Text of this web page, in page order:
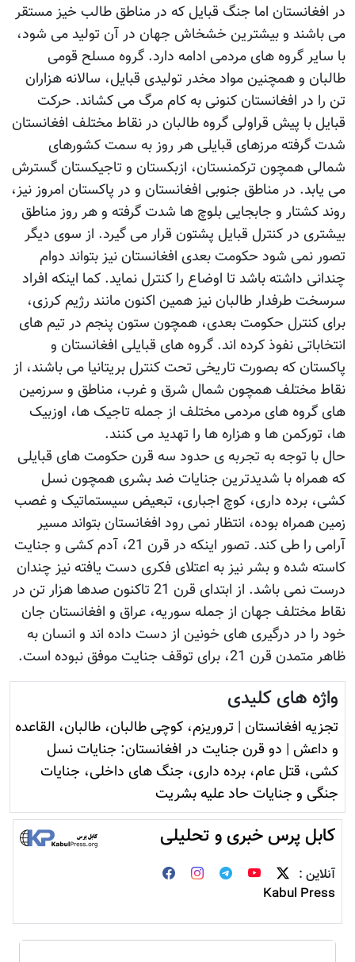
در افغانستان اما جنگ قبایل که در مناطق طالب خیز مستقر
می باشند و بیشترین خشخاش جهان در آن تولید می شود،
با سایر گروه های مردمی ادامه دارد. گروه مسلح قومی
طالبان و همچنین مواد مخدر تولیدی قبایل، سالانه هزاران
تن را در افغانستان کنونی به کام مرگ می کشاند. حرکت
قبایل با پیش قراولی گروه طالبان در نقاط مختلف افغانستان
شدت گرفته مرزهای قبایلی هر روز به سمت کشورهای
شمالی همچون ترکمنستان، ازبکستان و تاجیکستان گسترش
می یابد. در مناطق جنوبی افغانستان و در پاکستان امروز نیز،
روند کشتار و جابجایی بلوچ ها شدت گرفته و هر روز مناطق
بیشتری در کنترل قبایل پشتون قرار می گیرد. از سوی دیگر
تصور نمی شود حکومت بعدی افغانستان نیز بتواند دوام
چندانی داشته باشد تا اوضاع را کنترل نماید. کما اینکه افراد
سرسخت طرفدار طالبان نیز همین اکنون مانند رژيم کرزی،
برای کنترل حکومت بعدی، همچون ستون پنجم در تیم های
انتخاباتی نفوذ کرده اند. گروه های قبایلی افغانستان و
پاکستان که بصورت تاریخی تحت کنترل بریتانیا می باشند، از
نقاط مختلف همچون شمال شرق و غرب، مناطق و سرزمین
های گروه های مردمی مختلف از جمله تاجیک ها، اوزبیک
ها، تورکمن ها و هزاره ها را تهدید می کنند.
حال با توجه به تجربه ی حدود سه قرن حکومت های قبایلی
که همراه با شدیدترین جنایات ضد بشری همچون نسل
کشی، برده داری، کوچ اجباری، تبعیض سیستماتیک و غصب
زمین همراه بوده، انتظار نمی رود افغانستان بتواند مسیر
آرامی را طی کند. تصور اینکه در قرن 21، آدم کشی و جنایت
کاسته شده و بشر نیز به اعتلای فکری دست یافته نیز چندان
درست نمی باشد. از ابتدای قرن 21 تاکنون صدها هزار تن در
نقاط مختلف جهان از جمله سوریه، عراق و افغانستان جان
خود را در درگیری های خونین از دست داده اند و انسان به
ظاهر متمدن قرن 21، برای توقف جنایت موفق نبوده است.
واژه های کلیدی
تجزیه افغانستان | تروريزم، کوچی طالبان، طالبان، القاعده
و داعش | دو قرن جنایت در افغانستان: جنایات نسل
کشی، قتل عام، برده داری، جنگ های داخلی، جنایات
جنگی و جنایات حاد علیه بشریت
کابل پرس خبری و تحلیلی
آنلاین :
Kabul Press